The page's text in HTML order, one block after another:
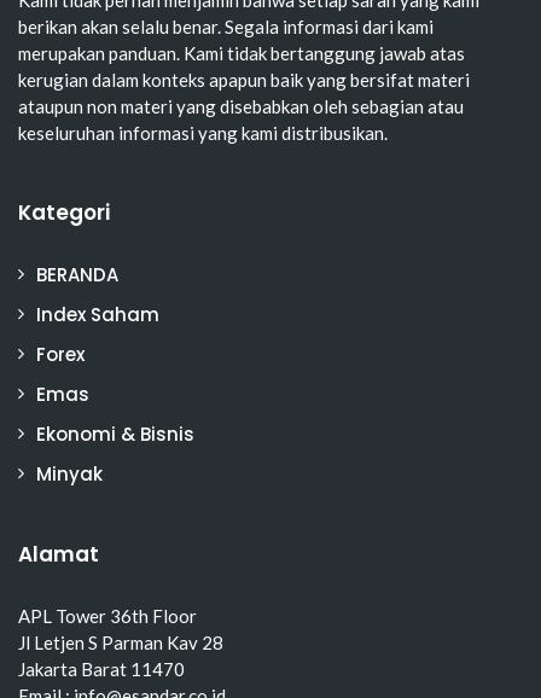
berikan akan selalu benar. Segala informasi dari kami
merupakan panduan. Kami tidak bertanggung jawab atas
kerugian dalam konteks apapun baik yang bersifat materi
ataupun non materi yang disebabkan oleh sebagian atau
keseluruhan informasi yang kami distribusikan.
Kategori
BERANDA
Index Saham
Forex
Emas
Ekonomi & Bisnis
Minyak
Alamat
APL Tower 36th Floor
Jl Letjen S Parman Kav 28
Jakarta Barat 11470